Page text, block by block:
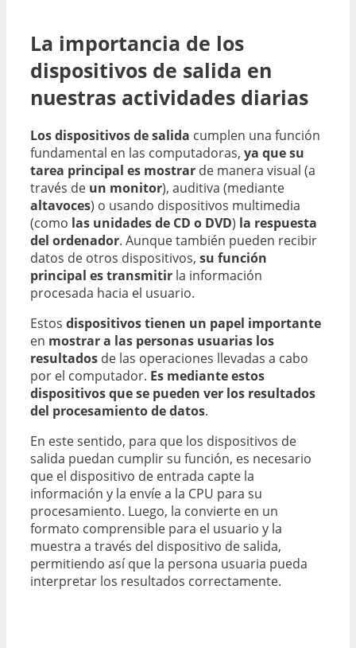
La importancia de los
dispositivos de salida en
nuestras actividades diarias
Los dispositivos de salida cumplen una función
fundamental en las computadoras, ya que su
tarea principal es mostrar de manera visual (a
través de un monitor), auditiva (mediante
altavoces) o usando dispositivos multimedia
(como las unidades de CD o DVD) la respuesta
del ordenador. Aunque también pueden recibir
datos de otros dispositivos, su función
principal es transmitir la información
procesada hacia el usuario.
Estos dispositivos tienen un papel importante
en mostrar a las personas usuarias los
resultados de las operaciones llevadas a cabo
por el computador. Es mediante estos
dispositivos que se pueden ver los resultados
del procesamiento de datos.
En este sentido, para que los dispositivos de
salida puedan cumplir su función, es necesario
que el dispositivo de entrada capte la
información y la envíe a la CPU para su
procesamiento. Luego, la convierte en un
formato comprensible para el usuario y la
muestra a través del dispositivo de salida,
permitiendo así que la persona usuaria pueda
interpretar los resultados correctamente.